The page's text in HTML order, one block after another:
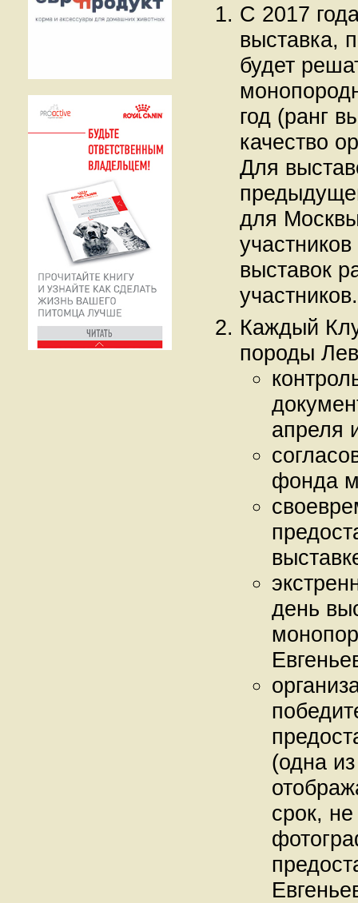
С 2017
выставка,
будет
год (ранг
качество
Для
для
выставок
участников.
Каждый
породы
апреля
фонда
день
(одна
срок,